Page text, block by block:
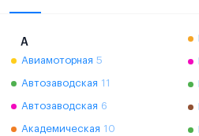
А
Авиамоторная 5
Автозаводская 11
Автозаводская 6
Академическая 10